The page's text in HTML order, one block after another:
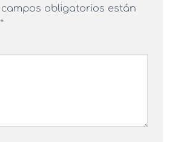
campos obligatorios están
*